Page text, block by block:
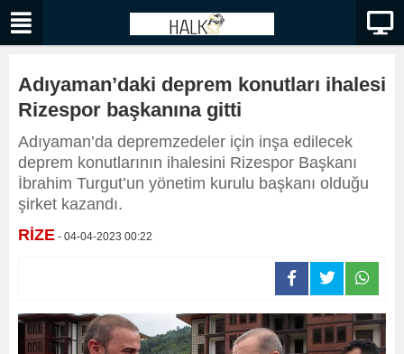
Adıyaman’daki deprem konutları ihalesi
Rizespor başkanına gitti
Adıyaman’da depremzedeler için inşa edilecek
deprem konutlarının ihalesini Rizespor Başkanı
İbrahim Turgut’un yönetim kurulu başkanı olduğu
şirket kazandı.
RİZE - 04-04-2023 00:22